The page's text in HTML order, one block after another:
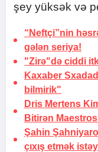
şey yüksək və
“Neftçi”nin
gələn seriya!
"Zirə"də ciddi
Kaxaber
bilmirik"
Dris Mertens
Bitirən
Şahin
çıxış etmək